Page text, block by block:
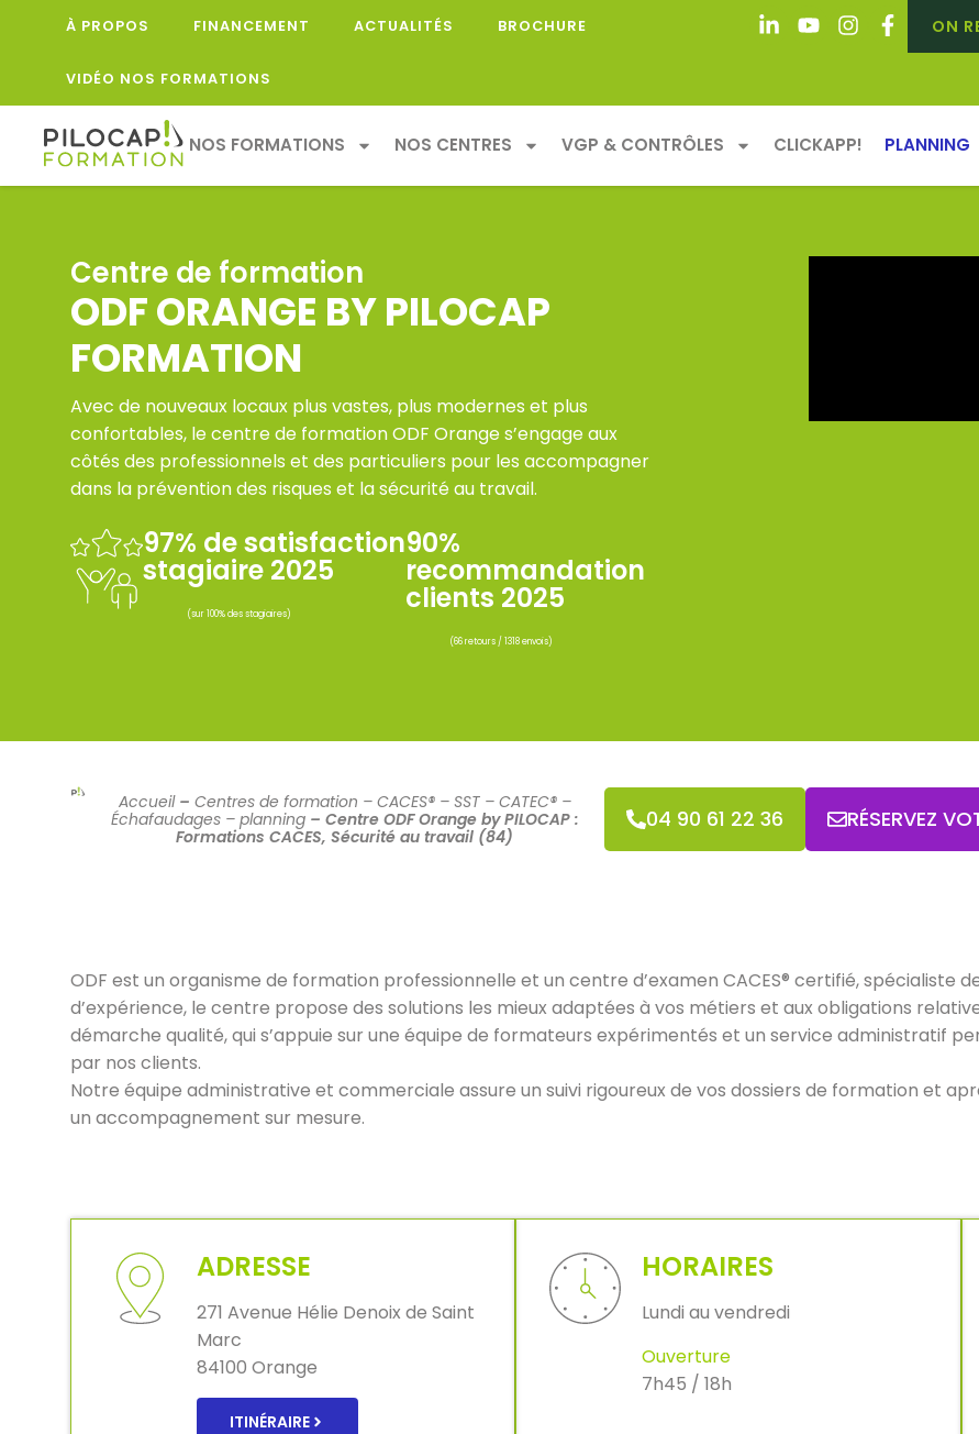
À PROPOS FINANCEMENT ACTUALITÉS BROCHURE
VIDÉO NOS FORMATIONS
ON
NOS FORMATIONS NOS CENTRES VGP & CONTRÔLES CLICKAPP! PLANNING
Centre de formation
ODF ORANGE BY PILOCAP
FORMATION
Avec de nouveaux locaux plus vastes, plus modernes et plus
confortables, le centre de formation ODF Orange s’engage aux
côtés des professionnels et des particuliers pour les accompagner
dans la prévention des risques et la sécurité au travail.
97% de satisfaction
stagiaire 2025
(sur 100% des stagiaires)
90%
recommandation
clients 2025
(66 retours / 1318 envois)
Accueil– Centres de formation – CACES® – SST – CATEC® –
Échafaudages – planning– Centre ODF Orange by PILOCAP :
Formations CACES, Sécurité au travail (84)
04 90 61 22 36 RÉSERVEZ
ODF est un organisme de formation professionnelle et un centre d’examen CACES® certifié, spécialiste
d’expérience, le centre propose des solutions les mieux adaptées à vos métiers et aux obligations
démarche qualité, qui s’appuie sur une équipe de formateurs expérimentés et un service administratif
par nos clients.
Notre équipe administrative et commerciale assure un suivi rigoureux de vos dossiers de formation et
un accompagnement sur mesure.
ADRESSE
271 Avenue Hélie Denoix de Saint
Marc
84100 Orange
ITINÉRAIRE
HORAIRES
Lundi au vendredi
Ouverture
7h45 / 18h